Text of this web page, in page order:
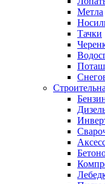
Метла
Тачки
Поташ